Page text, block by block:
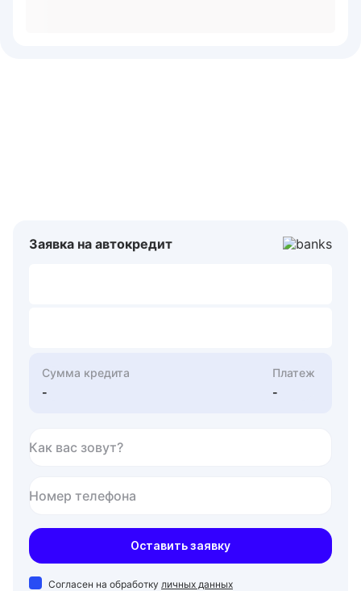
Заявка на автокредит
Сумма кредита
-
Платеж
-
Как вас зовут?
Номер телефона
Оставить заявку
Согласен на обработку личных данных